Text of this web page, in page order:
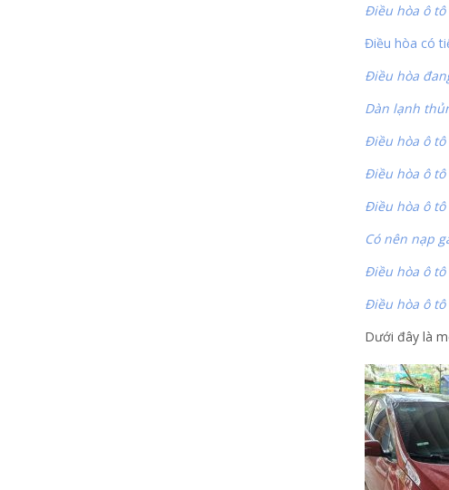
Điều hòa ô
Điều hòa có
Điều hòa
Dàn lạnh
Điều hòa ô
Điều hòa ô
Điều hòa ô
Có nên nạp
Điều hòa ô
Điều hòa ô
Dưới đây là